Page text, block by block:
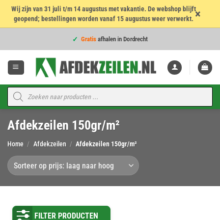
Wij zijn van 31 juli t/m 14 augustus met vakantie. De webshop blijft
geopend; bestellingen worden vanaf 15 augustus weer verwerkt. ×
Voor16:00besteld = dezelfde werkdag verzonden!
Gratis afhalen in Dordrecht
Voor
4,7 ★★★★★ op 960 beoordelingen
Voor16:00besteld = dezelfde werkdag verzonden!
Topkwaliteit voor debeste prijs
Voor16:00besteld = dezelfde werkdag verzonden!
Producten
zoeken
Afdekzeilen 150gr/m²
Home / Afdekzeilen / Afdekzeilen 150gr/m²
FILTER PRODUCTEN